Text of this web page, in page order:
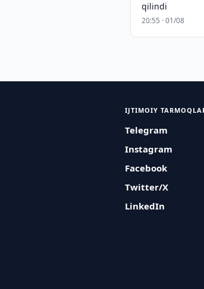
qilindi
20:55 · 01/08
IJTIMOIY
Telegram
Instagram
Facebook
Twitter/X
LinkedIn